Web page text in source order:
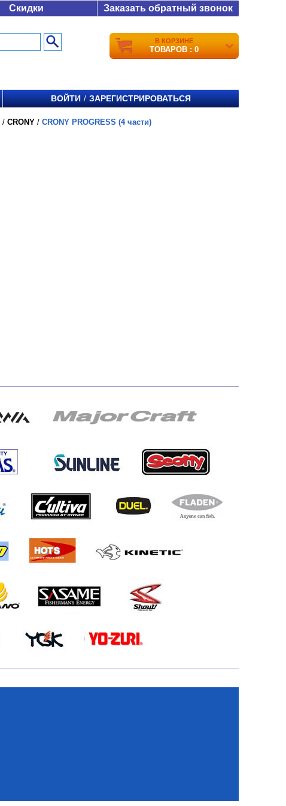
Скидки Заказать обратный звонок
В КОРЗИНЕ
ТОВАРОВ : 0
ВОЙТИ / ЗАРЕГИСТРИРОВАТЬСЯ
/ CRONY / CRONY PROGRESS (4 части)